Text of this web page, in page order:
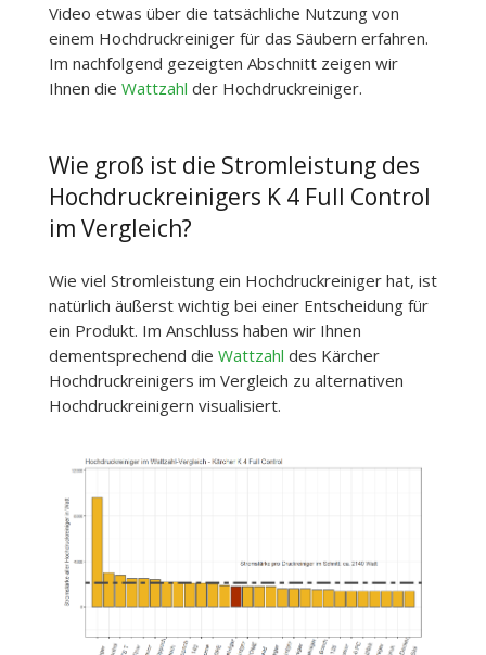
Video etwas über die tatsächliche Nutzung von
einem Hochdruckreiniger für das Säubern erfahren.
Im nachfolgend gezeigten Abschnitt zeigen wir
Ihnen die Wattzahl der Hochdruckreiniger.
Wie groß ist die Stromleistung des
Hochdruckreinigers K 4 Full Control
im Vergleich?
Wie viel Stromleistung ein Hochdruckreiniger hat, ist
natürlich äußerst wichtig bei einer Entscheidung für
ein Produkt. Im Anschluss haben wir Ihnen
dementsprechend die Wattzahl des Kärcher
Hochdruckreinigers im Vergleich zu alternativen
Hochdruckreinigern visualisiert.